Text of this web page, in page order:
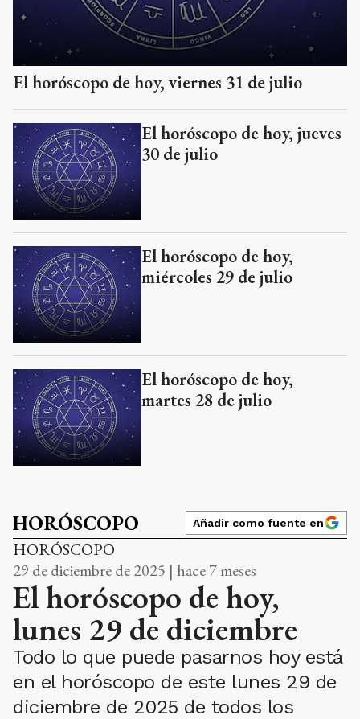
El horóscopo de hoy, viernes 31 de julio
El horóscopo de hoy, jueves
30 de julio
El horóscopo de hoy,
miércoles 29 de julio
El horóscopo de hoy,
martes 28 de julio
HORÓSCOPO Añadir como fuente en
HORÓSCOPO
29 de diciembre de 2025 | hace 7 meses
El horóscopo de hoy,
lunes 29 de diciembre
Todo lo que puede pasarnos hoy está
en el horóscopo de este lunes 29 de
diciembre de 2025 de todos los